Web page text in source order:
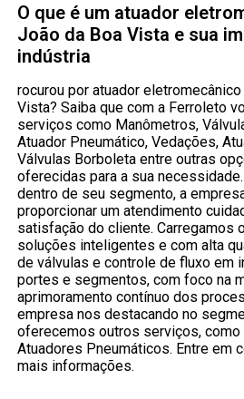
O que é um atuador
João da Boa Vista e sua
indústria
rocurou por atuador
Vista? Saiba que com a Ferroleto
serviços como Manômetros,
Atuador Pneumático, Vedações,
Válvulas Borboleta entre outras
oferecidas para a sua
dentro de seu segmento, a
proporcionar um atendimento
satisfação do cliente. Carregamos
soluções inteligentes e com alta
de válvulas e controle de fluxo em
portes e segmentos, com foco na
aprimoramento contínuo dos
empresa nos destacando no
oferecemos outros serviços, como
Atuadores Pneumáticos. Entre em
mais informações.